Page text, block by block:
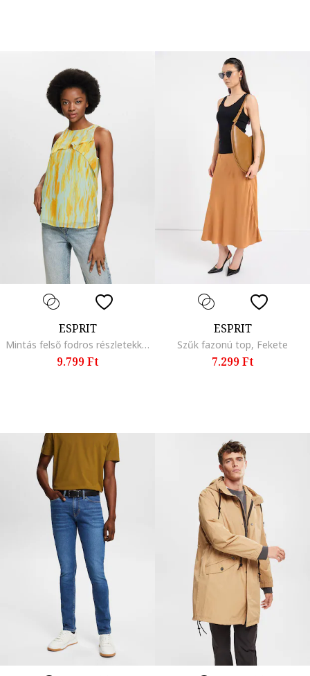
ESPRIT
Mintás felső fodros részletekkel, Sárga/Halványkék
9.799 Ft
ESPRIT
Szűk fazonú top, Fekete
7.299 Ft